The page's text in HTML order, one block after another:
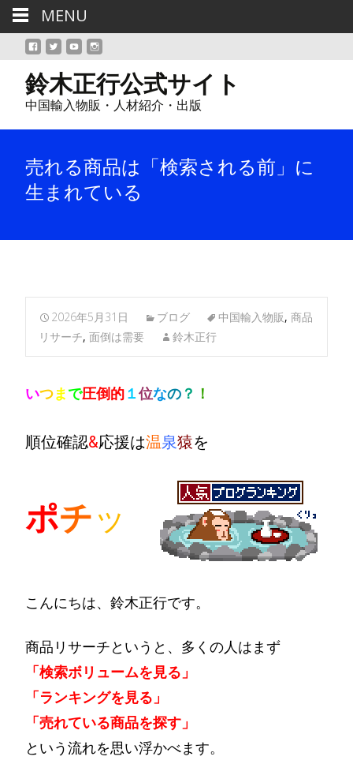
鈴木正行公式サイト
中国輸入物販・人材紹介・出版
売れる商品は「検索される前」に
生まれている
2026年5月31日 ブログ 中国輸入物販, 商品
リサーチ, 面倒は需要 鈴木正行
いつまで圧倒的１位なの ？ ！
順位確認&応援は温泉猿を
ポチッ
こんにちは、鈴木正行です。
商品リサーチというと、多くの人はまず
「検索ボリュームを見る」
「ランキングを見る」
「売れている商品を探す」
という流れを思い浮かべます。
MENU